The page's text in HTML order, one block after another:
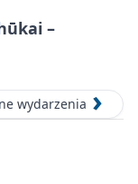
–
wydarzenia